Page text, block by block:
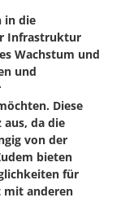
in die
Infrastruktur
Wachstum und
und
Diese
aus, da die
von der
bieten
für
mit anderen